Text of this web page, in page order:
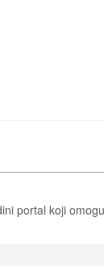
portal koji